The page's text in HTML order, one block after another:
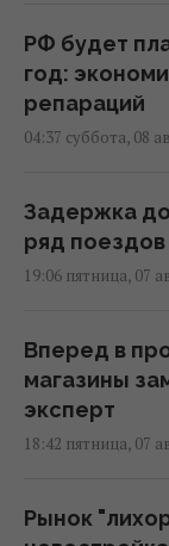
РФ будет
год:
репараций
04:37 суббота, 08
Задержка до
ряд
19:06 пятница, 07
Вперед в
магазины
эксперт
18:42 пятница, 07
Рынок